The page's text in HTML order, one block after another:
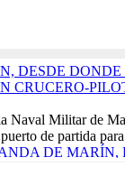
DESDE DONDE
CRUCERO-
Naval Militar de
de partida
DE MARÍN,